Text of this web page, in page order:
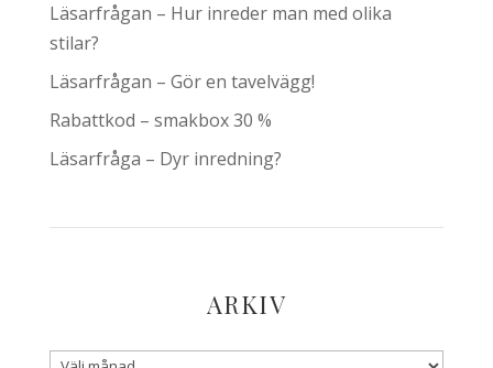
Läsarfrågan – Hur inreder man med olika
stilar?
Läsarfrågan – Gör en tavelvägg!
Rabattkod – smakbox 30 %
Läsarfråga – Dyr inredning?
ARKIV